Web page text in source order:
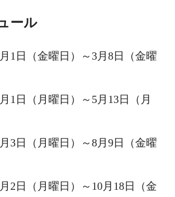
ール
1日（金曜日）～3月8日（金曜
1日（月曜日）～5月13日（月
3日（月曜日）～8月9日（金曜
2日（月曜日）～10月18日（金